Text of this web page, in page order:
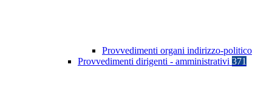
Provvedimenti organi indirizzo-politico
Provvedimenti dirigenti - amministrativi 371